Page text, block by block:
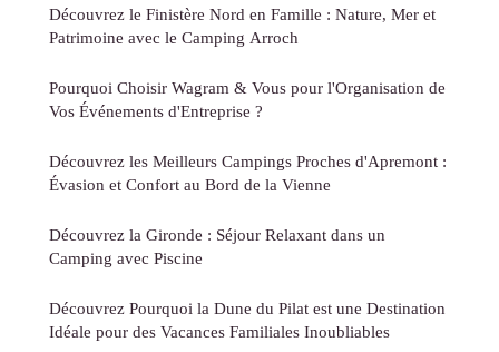
Découvrez le Finistère Nord en Famille : Nature, Mer et
Patrimoine avec le Camping Arroch
Pourquoi Choisir Wagram & Vous pour l'Organisation de
Vos Événements d'Entreprise ?
Découvrez les Meilleurs Campings Proches d'Apremont :
Évasion et Confort au Bord de la Vienne
Découvrez la Gironde : Séjour Relaxant dans un
Camping avec Piscine
Découvrez Pourquoi la Dune du Pilat est une Destination
Idéale pour des Vacances Familiales Inoubliables